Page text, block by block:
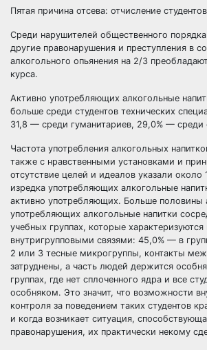
Пятая причина отсева: отчисление
Среди нарушителей общественного
другие правонарушения и преступления в
алкогольного опьянения на 2/3
курса.
Активно употребляющих алкогольные
больше среди студентов технических
31,8 — среди гуманитариев, 29,0% — среди
Частота употребления алкогольных
также с нравственными установками и
отсутствие целей и идеалов указали около
изредка употребляющих алкогольные
активно употребляющих. Больше половины
употребляющих алкогольные напитки
учебных группах, которые
внутригрупповыми связями: 45,0% — в
2 или 3 тесные микрогруппы, контакты
затруднены, а часть людей держится
группах, где нет сплоченного ядра и все
особняком. Это значит, что возможности
контроля за поведением таких студентов
и когда возникает ситуация,
правонарушения, их практически некому